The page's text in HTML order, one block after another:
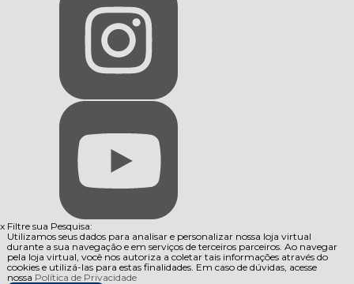
x Filtre sua Pesquisa:
Utilizamos seus dados para analisar e personalizar nossa loja virtual
durante a sua navegação e em serviços de terceiros parceiros. Ao navegar
pela loja virtual, você nos autoriza a coletar tais informações através do
cookies e utilizá-las para estas finalidades. Em caso de dúvidas, acesse
nossa Política de Privacidade